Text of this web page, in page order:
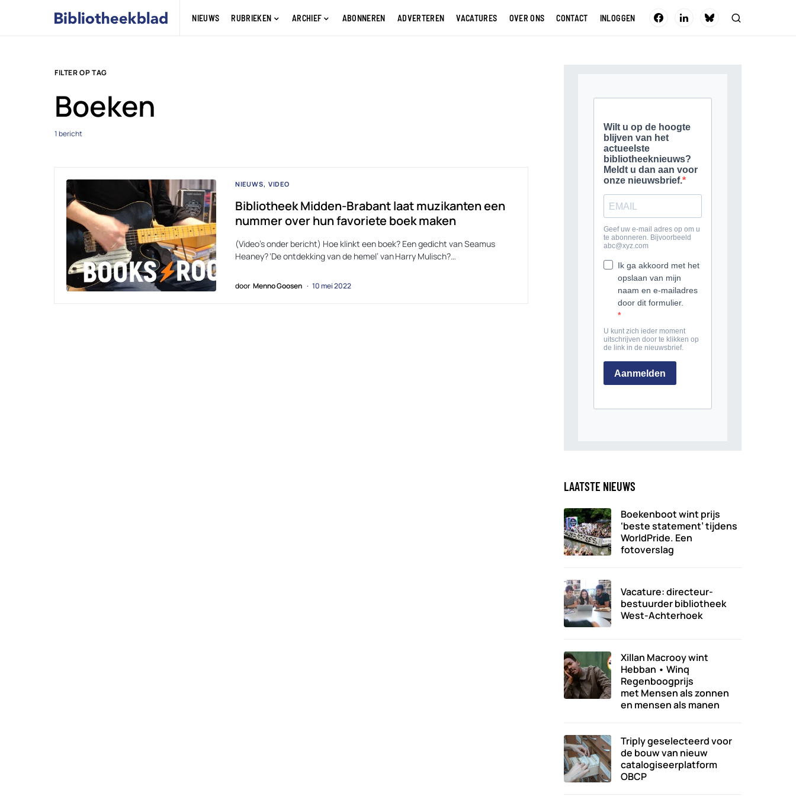
NIEUWS RUBRIEKEN ARCHIEF ABONNEREN ADVERTEREN VACATURES OVER ONS CONTACT INLOGGEN
FILTER OP TAG
Boeken
1 bericht
NIEUWS VIDEO
Bibliotheek Midden-Brabant laat muzikanten een
nummer over hun favoriete boek maken
(Video’s onder bericht) Hoe klinkt een boek? Een gedicht van Seamus
Heaney? ‘De ontdekking van de hemel’ van Harry Mulisch?…
door Menno Goosen 10 mei 2022
LAATSTE NIEUWS
Boekenboot wint prijs
‘beste statement’ tijdens
WorldPride. Een
fotoverslag
Vacature: directeur-
bestuurder bibliotheek
West-Achterhoek
Xillan Macrooy wint
Hebban • Winq
Regenboogprijs
met Mensen als zonnen
en mensen als manen
Triply geselecteerd voor
de bouw van nieuw
catalogiseerplatform
OBCP